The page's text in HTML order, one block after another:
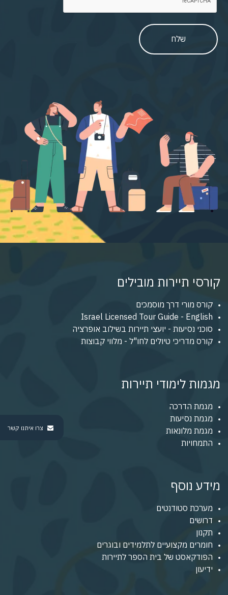
צרו איתנו קשר
שלח
קורסי תיירות מובילים
קורס מורי דרך מוסמכים
Israel Licensed Tour Guide - English
סוכני נסיעות - יועצי תיירות בשילוב אופרציה
קורס מדריכי טיולים לחו"ל - מלווי קבוצות
מגמות לימודי תיירות
מגמת הדרכה
מגמת נסיעות
מגמת מלונאות
התמחויות
מידע נוסף
מערכת סטודנטים
דרושים
תקנון
חומרים מקצועיים לתלמידים ובוגרים
הפודקאסט של בית הספר לתיירות
ידיעון